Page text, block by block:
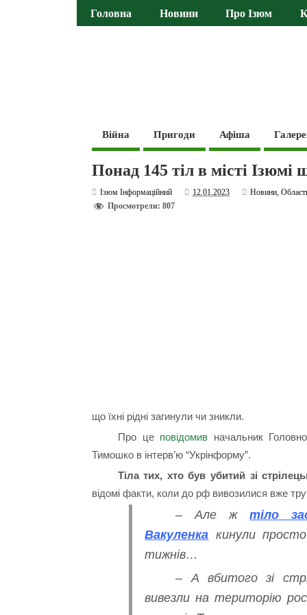
Головна Новини Про Ізюм
Війна Пригоди Афіша
Понад 145 тіл в місті Ізюмі
Ізюм Інформаційний 12.01.2023 Новини,
Просмотрели: 807
що їхні рідні загинули чи зникли.
Про це повідомив начальник
Тимошко в інтерв’ю “Укрінформу”.
Тіла тих, хто був убитий зі
відомі факти, коли до рф вивозилися вже
– Але жтіло
Вакуленка кинули
тижнів…
– А вбитого зі
вивезли на територію